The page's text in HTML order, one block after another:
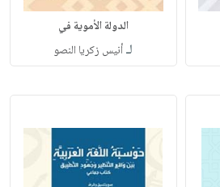
الدولة الأموية في
لـأنيس زكريا النصو